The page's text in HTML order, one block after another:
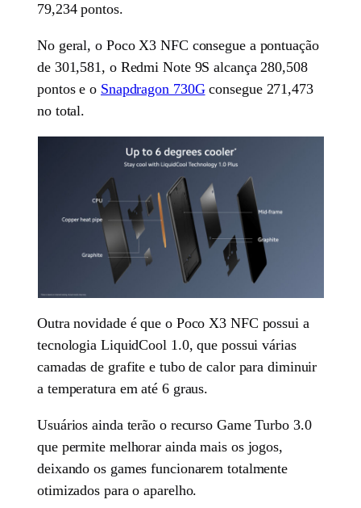
79,234 pontos.
No geral, o Poco X3 NFC consegue a pontuação
de 301,581, o Redmi Note 9S alcança 280,508
pontos e o Snapdragon 730Gconsegue 271,473
no total.
Outra novidade é que o Poco X3 NFC possui a
tecnologia LiquidCool 1.0, que possui várias
camadas de grafite e tubo de calor para diminuir
a temperatura em até 6 graus.
Usuários ainda terão o recurso Game Turbo 3.0
que permite melhorar ainda mais os jogos,
deixando os games funcionarem totalmente
otimizados para o aparelho.